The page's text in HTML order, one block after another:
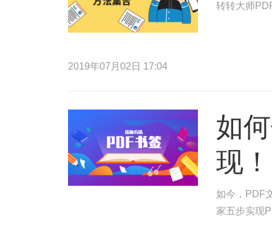
转转大师
2019年07月02日 17:04
如
现！
如今，PDF
家五步实现